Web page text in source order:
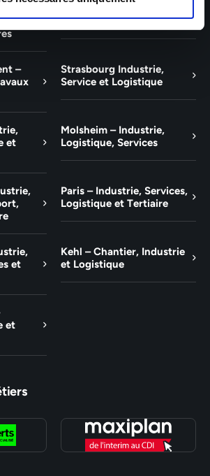
Saint-Louis – Industrie,
Logistique, Service
–
Strasbourg Industrie,
Service et Logistique
et
Molsheim – Industrie,
Logistique, Services
Paris – Industrie, Services,
Logistique et Tertiaire
et
Kehl – Chantier, Industrie
et Logistique
et